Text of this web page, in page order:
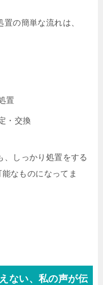
の簡単な流れは、
置
・交換
、しっかり処置をする
なものになってま
ない、私の声が伝